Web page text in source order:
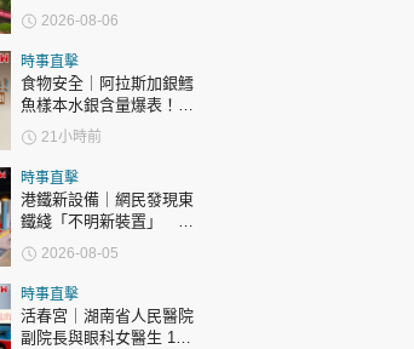
All rights reserved.
「電助力黃包車」2小時
環湖
2026-08-06
時事直擊
食物安全｜阿拉斯加銀鱈
魚樣本水銀含量爆表！或
令視力聽覺記憶力永久受
損
21小時前
時事直擊
港鐵新設備｜網民發現東
鐵綫「不明新裝置」 港
鐵解畫新設備用途
2026-08-05
時事直擊
活春宮｜湖南省人民醫院
副院長與眼科女醫生 17